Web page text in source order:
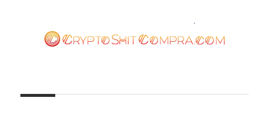
contenido